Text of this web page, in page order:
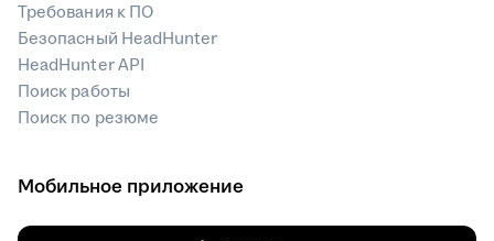
Требования к ПО
Безопасный HeadHunter
HeadHunter API
Поиск работы
Поиск по резюме
Мобильное приложение